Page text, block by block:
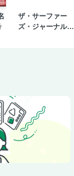
FIGHT 」
～」
24回Stand upアマ
子初のタイトル奪
ザ・サーファー
ズ・ジャーナル日